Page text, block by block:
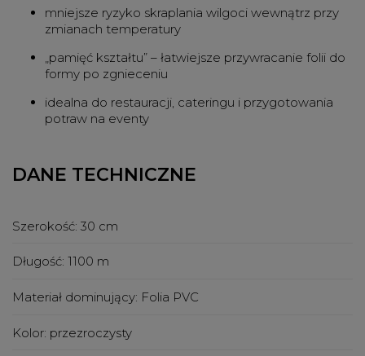
mniejsze ryzyko skraplania wilgoci wewnątrz przy
zmianach temperatury
„pamięć kształtu” – łatwiejsze przywracanie folii do
formy po zgnieceniu
idealna do restauracji, cateringu i przygotowania
potraw na eventy
DANE TECHNICZNE
Szerokość: 30 cm
Długość: 1100 m
Materiał dominujący: Folia PVC
Kolor: przezroczysty